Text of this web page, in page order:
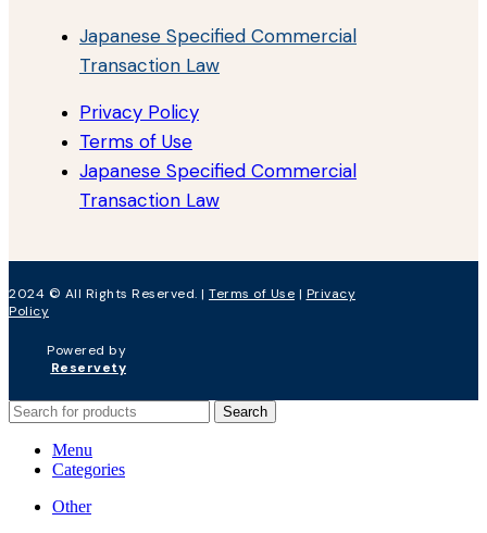
Japanese Specified Commercial
Transaction Law
Privacy Policy
Terms of Use
Japanese Specified Commercial
Transaction Law
2024 © All Rights Reserved. | Terms of Use | Privacy
Policy
Powered by
Reservety
Search
Menu
Categories
Other